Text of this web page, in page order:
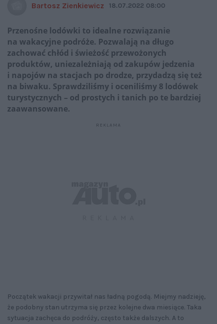
Bartosz Zienkiewicz 18.07.2022 08:00
Przenośne lodówki to idealne rozwiązanie
na wakacyjne podróże. Pozwalają na długo
zachować chłód i świeżość przewożonych
produktów, uniezależniają od zakupów jedzenia
i napojów na stacjach po drodze, przydadzą się też
na biwaku. Sprawdziliśmy i oceniliśmy 8 lodówek
turystycznych – od prostych i tanich po te bardziej
zaawansowane.
Początek wakacji przywitał nas ładną pogodą. Miejmy nadzieję,
że podobny stan utrzyma się przez kolejne dwa miesiące. Taka
sytuacja zachęca do podróży, często także dalszych. A to